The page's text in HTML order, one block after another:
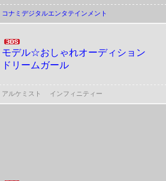
コナミデジタルエンタテインメント
モデル☆おしゃれオーディション
ドリームガール
アルケミスト インフィニティー